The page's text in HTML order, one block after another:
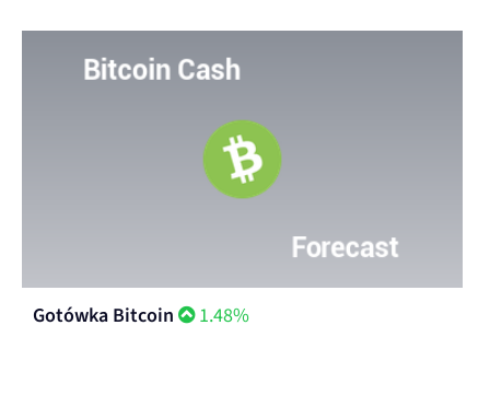
Gotówka Bitcoin 1.48%